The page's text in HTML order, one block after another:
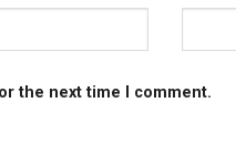
the next time I comment.